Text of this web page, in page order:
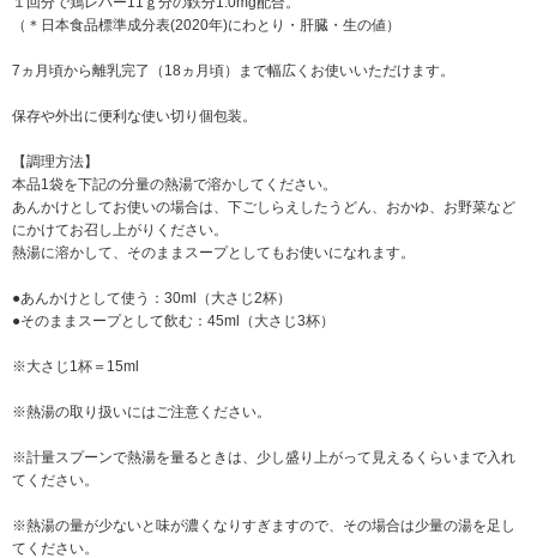
（＊日本食品標準成分表(2020年)にわとり・肝臓・生の値）
7ヵ月頃から離乳完了（18ヵ月頃）まで幅広くお使いいただけます。
保存や外出に便利な使い切り個包装。
【調理方法】
本品1袋を下記の分量の熱湯で溶かしてください。
あんかけとしてお使いの場合は、下ごしらえしたうどん、おかゆ、お野菜など
にかけてお召し上がりください。
熱湯に溶かして、そのままスープとしてもお使いになれます。
●あんかけとして使う：30ml（大さじ2杯）
●そのままスープとして飲む：45ml（大さじ3杯）
※大さじ1杯＝15ml
※熱湯の取り扱いにはご注意ください。
※計量スプーンで熱湯を量るときは、少し盛り上がって見えるくらいまで入れ
てください。
※熱湯の量が少ないと味が濃くなりすぎますので、その場合は少量の湯を足し
てください。